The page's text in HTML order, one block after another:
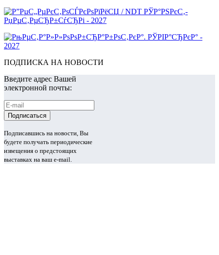
ПОДПИСКА НА НОВОСТИ
Введите адрес Вашей
электронной почты:
Подписавшись на новости, Вы
будете получать периодические
извещения о предстоящих
выставках на ваш e-mail.